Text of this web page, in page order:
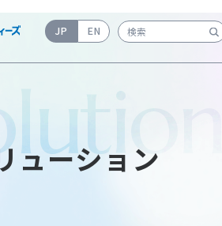
JP EN 検索キーワード入力
ューション